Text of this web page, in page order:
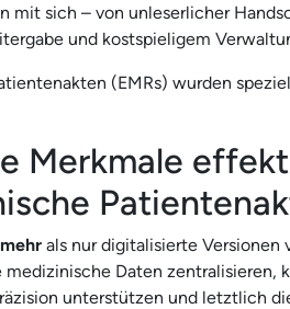
mit sich – von unleserlicher
und kostspieligem
(EMRs) wurden
Merkmale
mehr als nur digitalisierte Versionen
medizinische Daten zentralisieren,
unterstützen und letztlich